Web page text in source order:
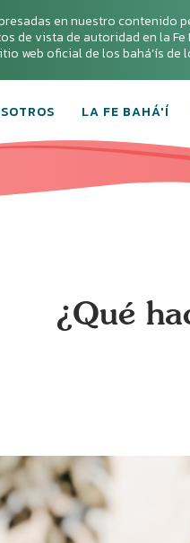
en nuestro contenido
de vista de autoridad en la Fe
web oficial de los bahá’ís de
LA FE BAHÁ'Í
¿Qué